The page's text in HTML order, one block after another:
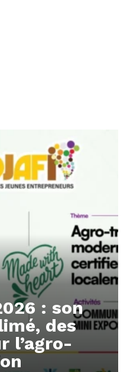
: son
des
l’agro-